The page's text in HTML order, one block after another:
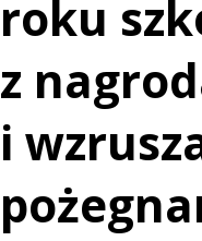
roku
z
i